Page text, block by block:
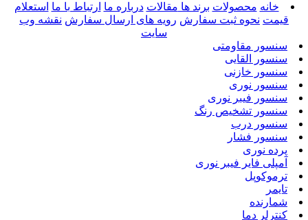
خانه محصولات برند ها مقالات درباره ما ارتباط با ما استعلام
قیمت نحوه ثبت سفارش رویه های ارسال سفارش نقشه وب
سایت
سنسور مقاومتی
سنسور القایی
سنسور خازنی
سنسور نوری
سنسور فیبر نوری
سنسور تشخیص رنگ
سنسور درب
سنسور فشار
پرده نوری
آمپلی فایر فیبر نوری
ترموکوپل
تایمر
شمارنده
کنترلر دما